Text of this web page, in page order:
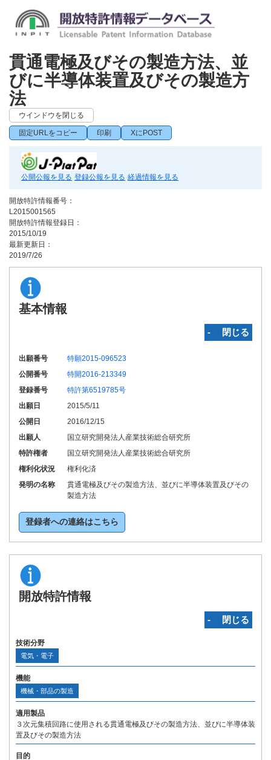
貫通電極及びその製造方法、並
びに半導体装置及びその製造方
法
ウインドウを閉じる
固定URLをコピー 印刷 XにPOST
公開公報を見る 登録公報を見る 経過情報を見る
開放特許情報番号：
L2015001565
開放特許情報登録日：
2015/10/19
最新更新日：
2019/7/26
基本情報
‐ 閉じる
出願番号
特願2015-096523
公開番号
特開2016-213349
登録番号
特許第6519785号
出願日
2015/5/11
公開日
2016/12/15
出願人
国立研究開発法人産業技術総合研究所
特許権者
国立研究開発法人産業技術総合研究所
権利化状況
権利化済
発明の名称
貫通電極及びその製造方法、並びに半導体装置及びその
製造方法
登録者への連絡はこちら
開放特許情報
‐ 閉じる
技術分野
電気・電子
機能
機械・部品の製造
適用製品
３次元集積回路に使用される貫通電極及びその製造方法、並びに半導体装
置及びその製造方法
目的